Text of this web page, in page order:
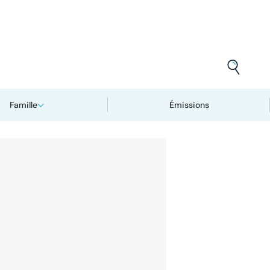
Famille Émissions